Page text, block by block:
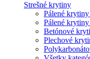
Strešné krytiny
Pálené
Pálené
Betónové
Plechové